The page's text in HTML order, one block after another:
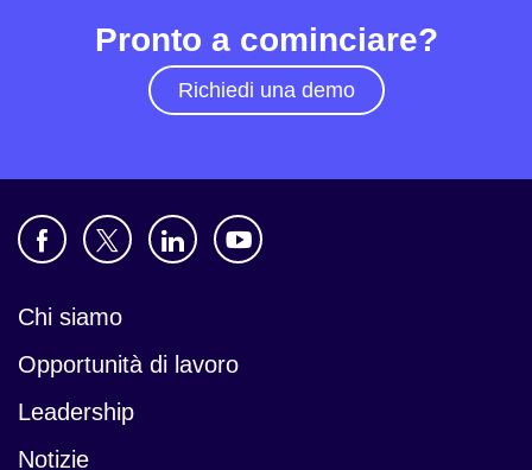
Pronto a cominciare?
Richiedi una demo
Chi siamo
Opportunità di lavoro
Leadership
Notizie